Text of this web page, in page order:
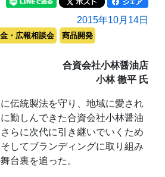
2015年10月14日
・広報相談会 商品開発
合資会社小林醤油店
小林 徹平 氏
伝統製法を守り、地域に愛され
勤しんできた合資会社小林醤油
らに次代に引き継いでいくため
してブランディングに取り組み
台裏を追った。